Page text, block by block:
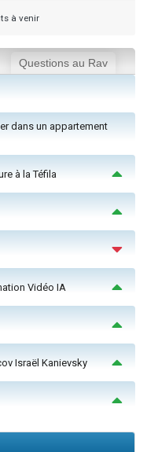
à venir
Questions au Rav
dans un appartement
à la Téfila
Vidéo IA
Israël Kanievsky